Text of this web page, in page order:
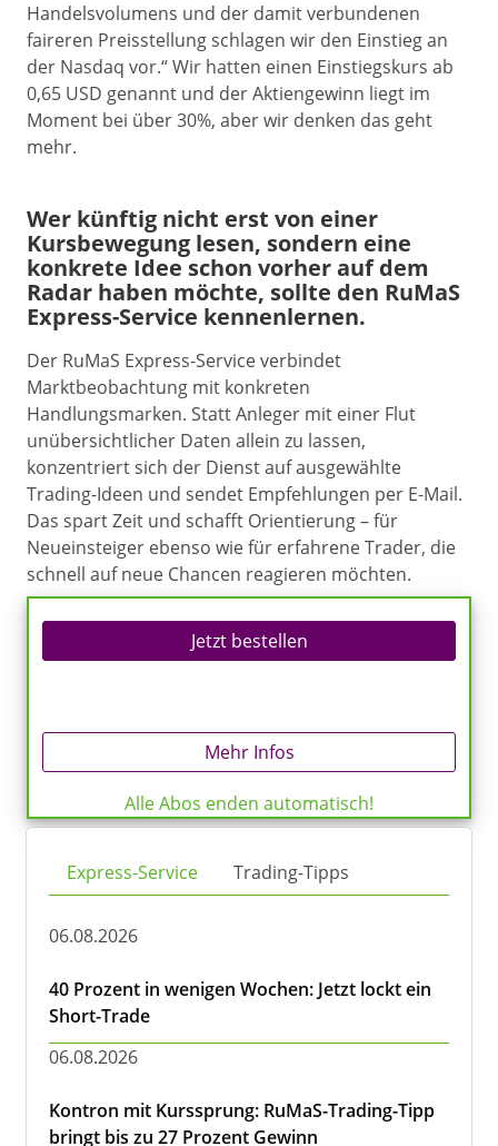
Handelsvolumens und der damit verbundenen
faireren Preisstellung schlagen wir den Einstieg an
der Nasdaq vor.“ Wir hatten einen Einstiegskurs ab
0,65 USD genannt und der Aktiengewinn liegt im
Moment bei über 30%, aber wir denken das geht
mehr.
Wer künftig nicht erst von einer
Kursbewegung lesen, sondern eine
konkrete Idee schon vorher auf dem
Radar haben möchte, sollte den RuMaS
Express-Service kennenlernen.
Der RuMaS Express-Service verbindet
Marktbeobachtung mit konkreten
Handlungsmarken. Statt Anleger mit einer Flut
unübersichtlicher Daten allein zu lassen,
konzentriert sich der Dienst auf ausgewählte
Trading-Ideen und sendet Empfehlungen per E-Mail.
Das spart Zeit und schafft Orientierung – für
Neueinsteiger ebenso wie für erfahrene Trader, die
schnell auf neue Chancen reagieren möchten.
Jetzt bestellen
Mehr Infos
Alle Abos enden automatisch!
Express-Service Trading-Tipps
06.08.2026
40 Prozent in wenigen Wochen: Jetzt lockt ein
Short-Trade
06.08.2026
Kontron mit Kurssprung: RuMaS-Trading-Tipp
bringt bis zu 27 Prozent Gewinn